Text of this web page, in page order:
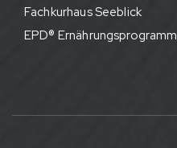
Fachkurhaus Seeblick
EPD® Ernährungsprogramm